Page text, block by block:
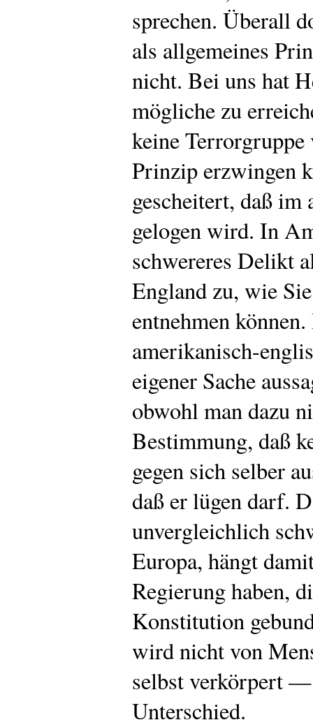
sprechen. Überall
als allgemeines
nicht. Bei uns hat
mögliche zu
keine
Prinzip erzwingen
gescheitert, daß
gelogen wird. In
schwereres Delikt
England zu, wie
entnehmen
amerikanisch-
eigener Sache
obwohl man dazu
Bestimmung, daß
gegen sich selber
daß er lügen darf.
unvergleichlich
Europa, hängt
Regierung haben,
Konstitution
wird nicht von
selbst verkörpert
Unterschied.